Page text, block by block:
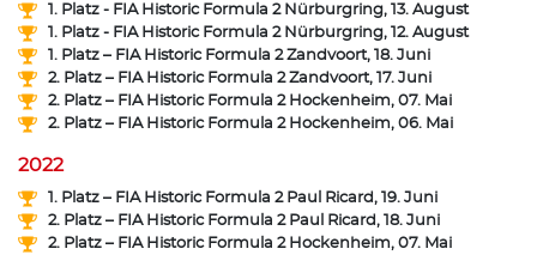
1. Platz - FIA Historic Formula 2 Nürburgring, 13. August
1. Platz - FIA Historic Formula 2 Nürburgring, 12. August
1. Platz – FIA Historic Formula 2 Zandvoort, 18. Juni
2. Platz – FIA Historic Formula 2 Zandvoort, 17. Juni
2. Platz – FIA Historic Formula 2 Hockenheim, 07. Mai
2. Platz – FIA Historic Formula 2 Hockenheim, 06. Mai
2022
1. Platz – FIA Historic Formula 2 Paul Ricard, 19. Juni
2. Platz – FIA Historic Formula 2 Paul Ricard, 18. Juni
2. Platz – FIA Historic Formula 2 Hockenheim, 07. Mai